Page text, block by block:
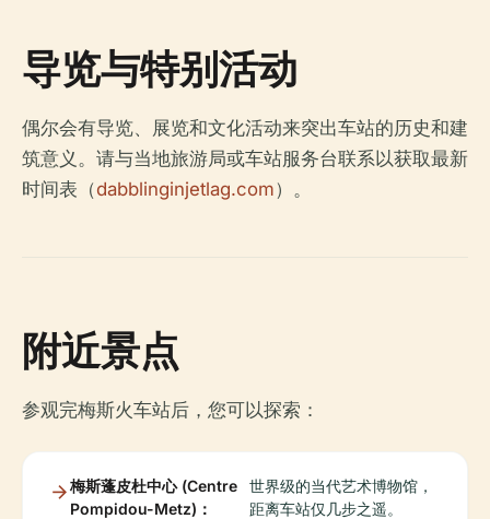
导览与特别活动
偶尔会有导览、展览和文化活动来突出车站的历史和建
筑意义。请与当地旅游局或车站服务台联系以获取最新
时间表（dabblinginjetlag.com）。
附近景点
参观完梅斯火车站后，您可以探索：
梅斯蓬皮杜中心 (Centre
Pompidou-Metz)：
世界级的当代艺术博物馆，
距离车站仅几步之遥。